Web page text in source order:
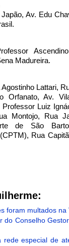
Av. Edu
Madureira.
Lattari,
Orfanato, Av.
Luiz
Montojo, Rua
de São
Rua
foram multados na
do Conselho
rede especial de